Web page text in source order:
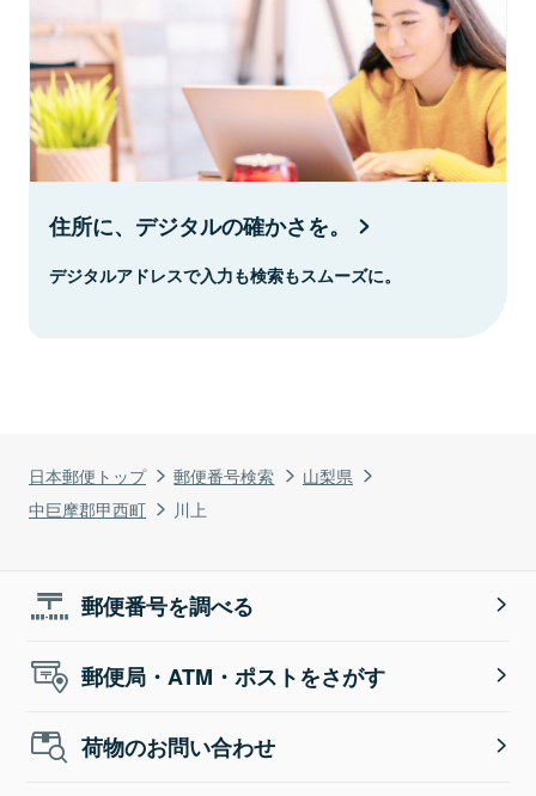
日本郵便トップ 郵便番号検索
山梨県
中巨摩郡甲西町
川上
住所に、デジタルの確かさを。
デジタルアドレスで入力も検索もスムーズに。
郵便番号を調べる
郵便局・ATM・ポストをさがす
荷物のお問い合わせ